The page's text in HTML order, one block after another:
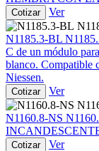
Cotizar
Ver
N1185.3-BL
C de un módulo
blanco. Compatible
Niessen.
Cotizar
Ver
N1160.8-NS
Cotizar
Ver